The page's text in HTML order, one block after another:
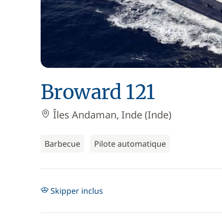
Broward 121
Îles Andaman, Inde (Inde)
Barbecue Pilote automatique
Skipper inclus